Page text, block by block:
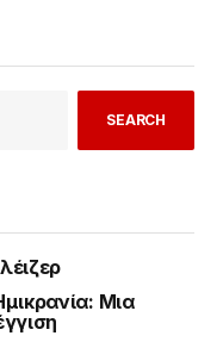
SEARCH
Μια